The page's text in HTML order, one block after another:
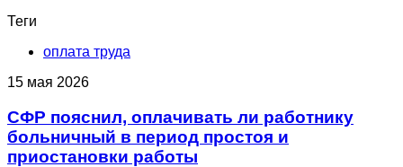
Теги
оплата труда
15 мая 2026
СФР пояснил, оплачивать ли работнику
больничный в период простоя и
приостановки работы